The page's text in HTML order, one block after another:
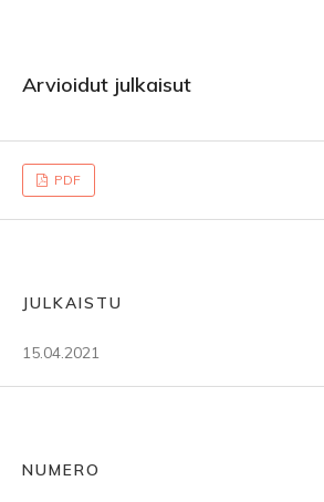
Arvioidut julkaisut
PDF
JULKAISTU
15.04.2021
NUMERO